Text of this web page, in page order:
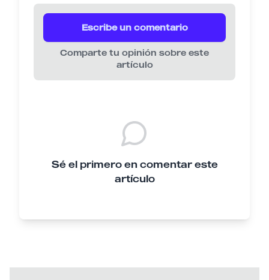
Escribe un comentario
Comparte tu opinión sobre este
artículo
Sé el primero en comentar este
artículo